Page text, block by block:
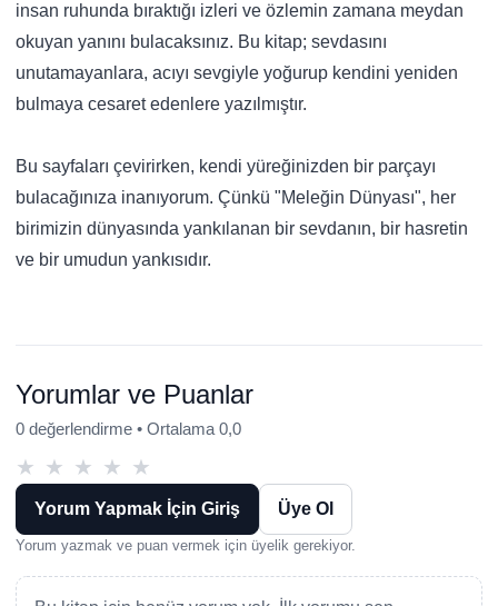
insan ruhunda bıraktığı izleri ve özlemin zamana meydan
okuyan yanını bulacaksınız. Bu kitap; sevdasını
unutamayanlara, acıyı sevgiyle yoğurup kendini yeniden
bulmaya cesaret edenlere yazılmıştır.
Bu sayfaları çevirirken, kendi yüreğinizden bir parçayı
bulacağınıza inanıyorum. Çünkü "Meleğin Dünyası", her
birimizin dünyasında yankılanan bir sevdanın, bir hasretin
ve bir umudun yankısıdır.
Yorumlar ve Puanlar
0 değerlendirme • Ortalama 0,0
★ ★ ★ ★ ★
Yorum Yapmak İçin Giriş Üye Ol
Yorum yazmak ve puan vermek için üyelik gerekiyor.